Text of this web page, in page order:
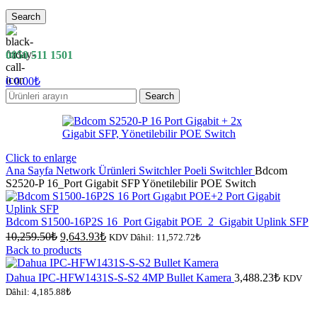
Search
0850 511 1501
00.00₺
Search
Click to enlarge
Ana Sayfa Network Ürünleri SwitchlerPoeli SwitchlerBdcom
S2520-P 16_Port Gigabit SFP Yönetilebilir POE Switch
Bdcom S1500-16P2S 16_Port Gigabit POE_2_Gigabit Uplink SFP
10,259.50₺ Orijinal
fiyat:
10,259.50₺.
9,643.93₺Şu
fiyat:
9,643.93₺.
KDV Dâhil: 11,572.72₺
Back to products
Dahua IPC-HFW1431S-S-S2 4MP Bullet Kamera 3,488.23₺ KDV
Dâhil: 4,185.88₺